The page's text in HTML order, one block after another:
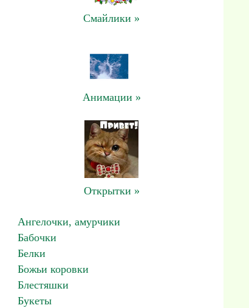
Смайлики »
Анимации »
Открытки »
Ангелочки, амурчики
Бабочки
Белки
Божьи коровки
Блестяшки
Букеты